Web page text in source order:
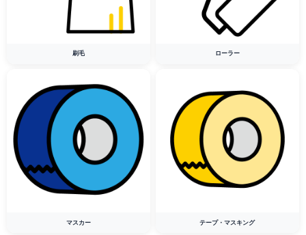
刷毛 ローラー
マスカー テープ・マスキング